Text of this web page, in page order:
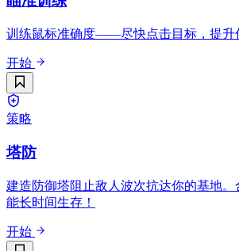
训练鼠标准确度——尽快点击目标，提升
开始
策略
塔防
建造防御塔阻止敌人波次抗达你的基地
能长时间生存！
开始